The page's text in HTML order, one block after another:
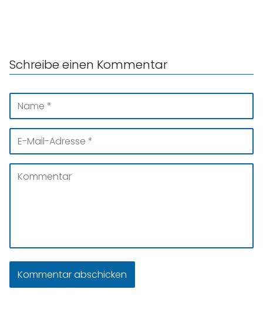
Schreibe einen Kommentar